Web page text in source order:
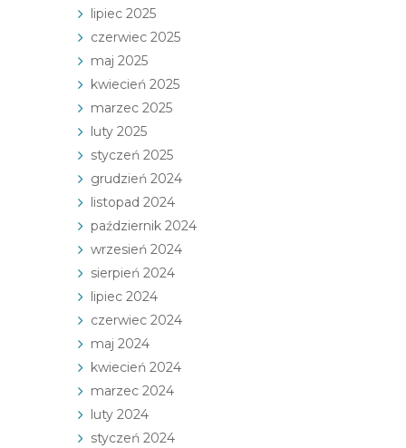
lipiec 2025
czerwiec 2025
maj 2025
kwiecień 2025
marzec 2025
luty 2025
styczeń 2025
grudzień 2024
listopad 2024
październik 2024
wrzesień 2024
sierpień 2024
lipiec 2024
czerwiec 2024
maj 2024
kwiecień 2024
marzec 2024
luty 2024
styczeń 2024